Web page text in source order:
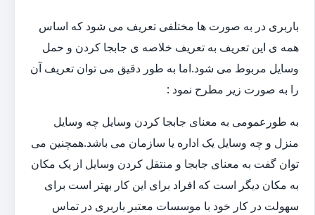
باربری در به صورت ها مختلفی تعریف می شود که اساس
همه ی این تعریف به تعریف خلاصه ی جابجا کردن و حمل
وسایل مربوط می شود.اما به طور دقیق می توان تعریف آن
را به صورت زیر مطرح نمود :
به طورعمومی به معنای جابجا کردن وسایل چه وسایل
منزل و چه وسایل یک اداره یا سازمان می باشد.همچنین می
توان گفت به معنای جابجا و منتقل کردن وسایل از یک مکان
به مکان دیگر است که افراد برای این کار بهتر است برای
سهولت در کار خود با موسسات معتبر باربری در تماس